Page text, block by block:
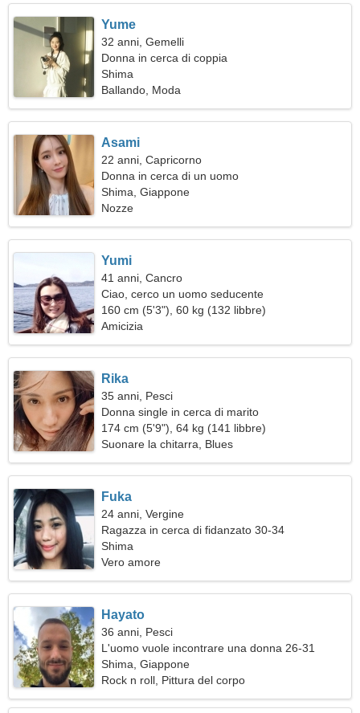
Yume
32 anni, Gemelli
Donna in cerca di coppia
Shima
Ballando, Moda
Asami
22 anni, Capricorno
Donna in cerca di un uomo
Shima, Giappone
Nozze
Yumi
41 anni, Cancro
Ciao, cerco un uomo seducente
160 cm (5'3"), 60 kg (132 libbre)
Amicizia
Rika
35 anni, Pesci
Donna single in cerca di marito
174 cm (5'9"), 64 kg (141 libbre)
Suonare la chitarra, Blues
Fuka
24 anni, Vergine
Ragazza in cerca di fidanzato 30-34
Shima
Vero amore
Hayato
36 anni, Pesci
L'uomo vuole incontrare una donna 26-31
Shima, Giappone
Rock n roll, Pittura del corpo